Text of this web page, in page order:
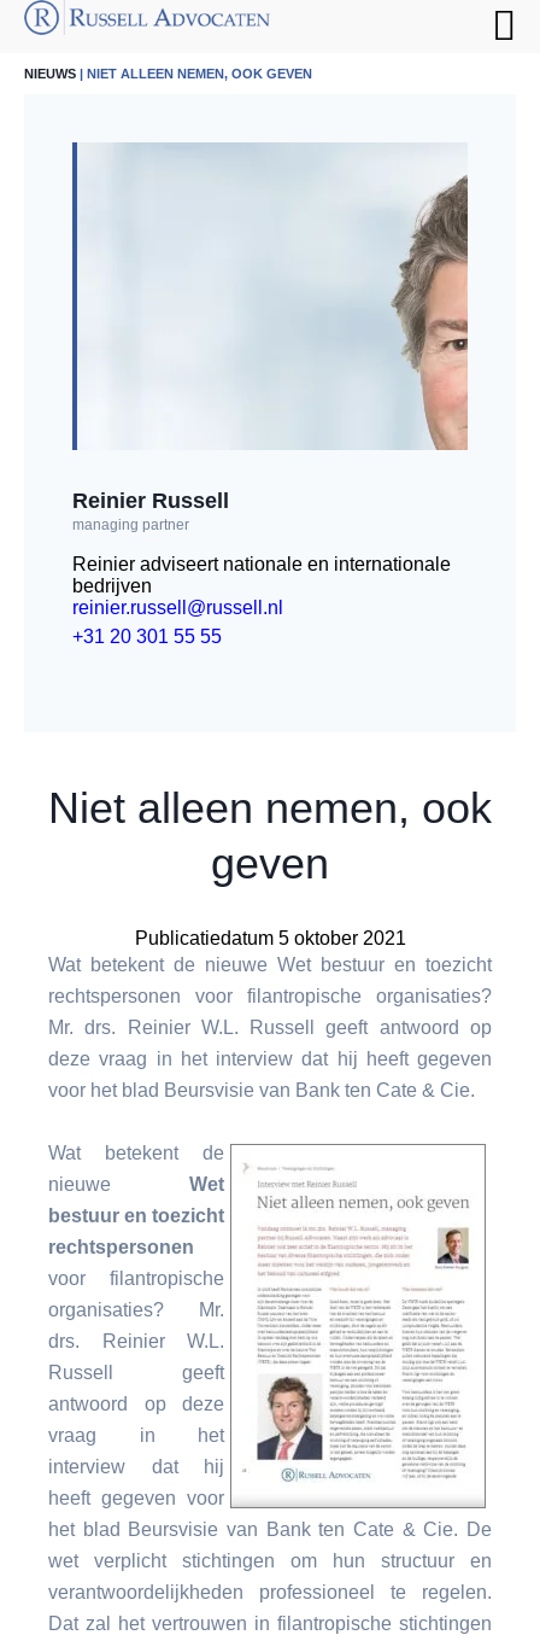
NIEUWS | NIET ALLEEN NEMEN, OOK GEVEN
Reinier Russell
managing partner
Reinier adviseert nationale en internationale
bedrijven
reinier.russell@russell.nl
+31 20 301 55 55
Niet alleen nemen, ook
geven
Publicatiedatum 5 oktober 2021
Wat betekent de nieuwe Wet bestuur en toezicht
rechtspersonen voor filantropische organisaties?
Mr. drs. Reinier W.L. Russell geeft antwoord op
deze vraag in het interview dat hij heeft gegeven
voor het blad Beursvisie van Bank ten Cate & Cie.
Wat betekent de
nieuwe Wet
bestuur en toezicht
rechtspersonen
voor filantropische
organisaties? Mr.
drs. Reinier W.L.
Russell geeft
antwoord op deze
vraag in het
interview dat hij
heeft gegeven voor
het blad Beursvisie van Bank ten Cate & Cie. De
wet verplicht stichtingen om hun structuur en
verantwoordelijkheden professioneel te regelen.
Dat zal het vertrouwen in filantropische stichtingen